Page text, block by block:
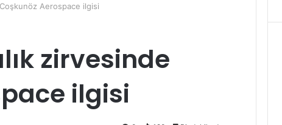
Coşkunöz Aerospace ilgisi
zirvesinde
ilgisi